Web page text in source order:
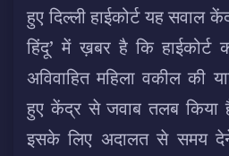
हुए दिल्ली हाईकोर्ट यह सवाल
हिंदू’ में ख़बर है कि
अविवाहित महिला वकील की
हुए केंद्र से जवाब तलब
इसके लिए अदालत से समय